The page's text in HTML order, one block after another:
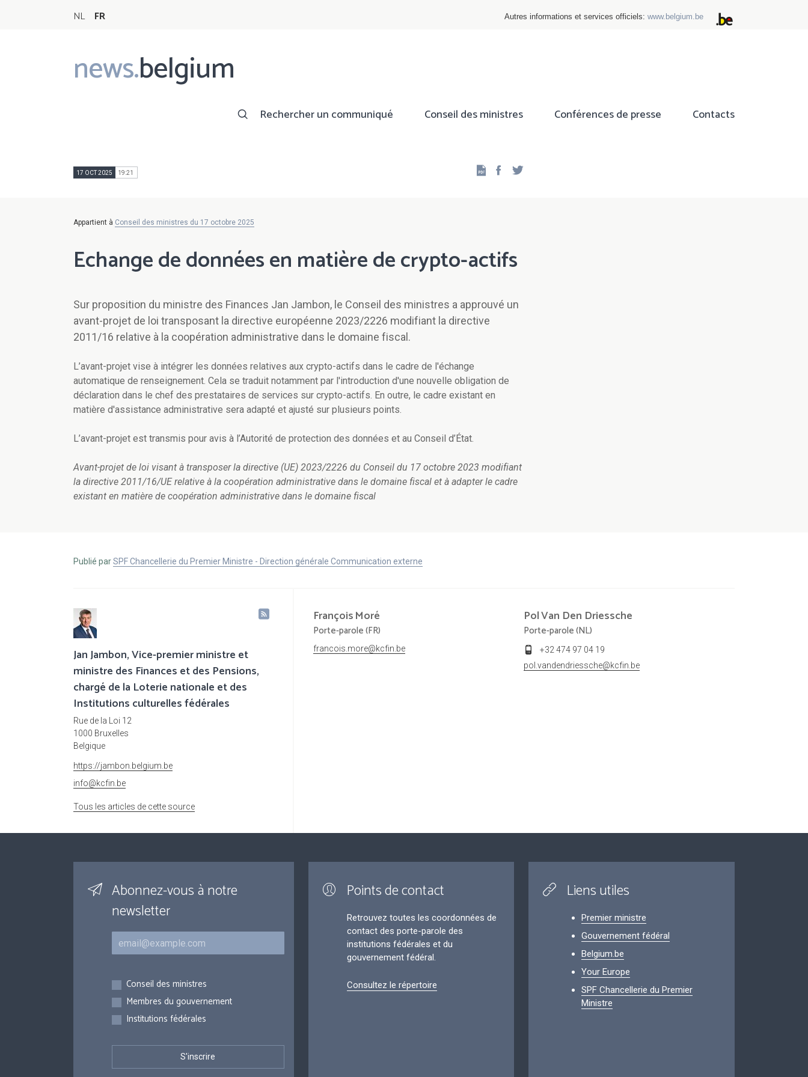
NL FR Autres informations et services officiels: www.belgium.be
news.belgium
Main
navigation
Rechercher un communiqué Conseil des ministres Conférences de presse Contacts
17 OCT 2025 19:21 Facebook
Appartient à Conseil des ministres du 17 octobre 2025
Echange de données en matière de crypto-actifs
Sur proposition du ministre des Finances Jan Jambon, le Conseil des ministres a approuvé un
avant-projet de loi transposant la directive européenne 2023/2226 modifiant la directive
2011/16 relative à la coopération administrative dans le domaine fiscal.
L’avant-projet vise à intégrer les données relatives aux crypto-actifs dans le cadre de l'échange
automatique de renseignement. Cela se traduit notamment par l'introduction d'une nouvelle obligation de
déclaration dans le chef des prestataires de services sur crypto-actifs. En outre, le cadre existant en
matière d'assistance administrative sera adapté et ajusté sur plusieurs points.
L’avant-projet est transmis pour avis à l’Autorité de protection des données et au Conseil d’État.
Avant-projet de loi visant à transposer la directive (UE) 2023/2226 du Conseil du 17 octobre 2023 modifiant
la directive 2011/16/UE relative à la coopération administrative dans le domaine fiscal et à adapter le cadre
existant en matière de coopération administrative dans le domaine fiscal
Publié parSPF Chancellerie du Premier Ministre - Direction générale Communication externe
Jan Jambon, Vice-premier ministre et
ministre des Finances et des Pensions,
chargé de la Loterie nationale et des
Institutions culturelles fédérales
Rue de la Loi 12
1000 Bruxelles
Belgique
https://jambon.belgium.be
info@kcfin.be
Tous les articles de cette source
FrançoisMoré
Porte-parole (FR)
francois.more@kcfin.be
PolVan Den Driessche
Porte-parole (NL)
+32 474 97 04 19
pol.vandendriessche@kcfin.be
Abonnez-vous à notre
newsletter
Courriel
Inscriptions
Conseil des ministres
Membres du gouvernement
Institutions fédérales
Points de contact
Retrouvez toutes les coordonnées de
contact des porte-parole des
institutions fédérales et du
gouvernement fédéral.
Consultez le répertoire
Liens utiles
Premier ministre
Gouvernement fédéral
Belgium.be
Your Europe
SPF Chancellerie du Premier
Ministre